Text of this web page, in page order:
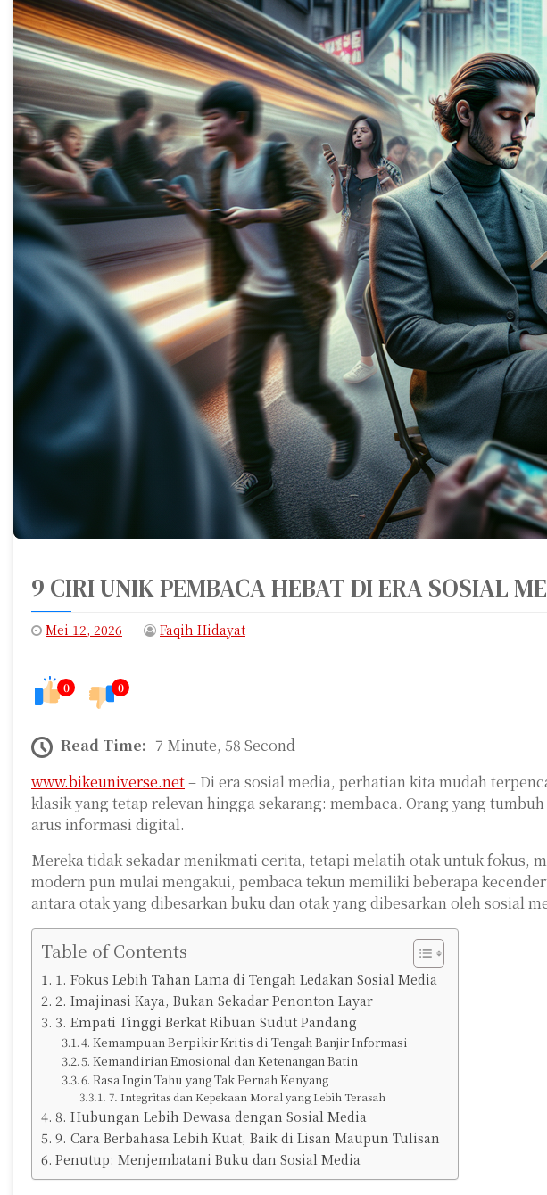
9 CIRI UNIK PEMBACA HEBAT DI ERA SOSIAL
Mei 12, 2026 Faqih Hidayat
0 0
Read Time: 7 Minute, 58 Second
www.bikeuniverse.net– Di era sosial media, perhatian kita mudah
klasik yang tetap relevan hingga sekarang: membaca. Orang yang
arus informasi digital.
Mereka tidak sekadar menikmati cerita, tetapi melatih otak untuk fokus,
modern pun mulai mengakui, pembaca tekun memiliki beberapa
antara otak yang dibesarkan buku dan otak yang dibesarkan oleh sosial
Table of Contents
1. Fokus Lebih Tahan Lama di Tengah Ledakan Sosial Media
2. Imajinasi Kaya, Bukan Sekadar Penonton Layar
3. Empati Tinggi Berkat Ribuan Sudut Pandang
4. Kemampuan Berpikir Kritis di Tengah Banjir Informasi
5. Kemandirian Emosional dan Ketenangan Batin
6. Rasa Ingin Tahu yang Tak Pernah Kenyang
7. Integritas dan Kepekaan Moral yang Lebih Terasah
8. Hubungan Lebih Dewasa dengan Sosial Media
9. Cara Berbahasa Lebih Kuat, Baik di Lisan Maupun Tulisan
Penutup: Menjembatani Buku dan Sosial Media